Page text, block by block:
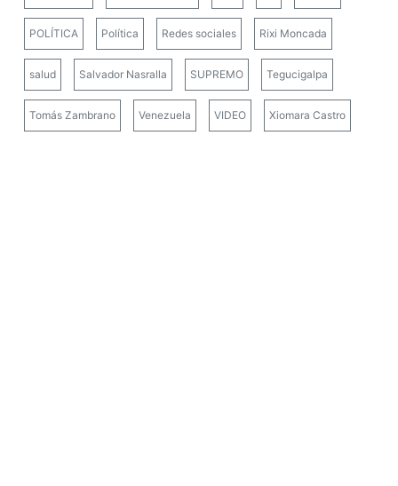
POLÍTICA Política Redes sociales Rixi Moncada
salud Salvador Nasralla SUPREMO Tegucigalpa
Tomás Zambrano Venezuela VIDEO Xiomara Castro